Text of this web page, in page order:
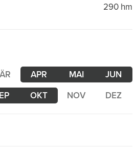
290 hm
APR MAI
JUN
OKT NOV DEZ